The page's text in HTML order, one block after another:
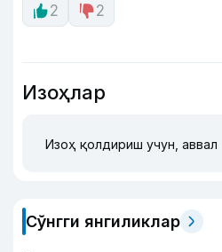
2
2
Изоҳлар
Изоҳ қолдириш учун, аввал
Сўнгги янгиликлар